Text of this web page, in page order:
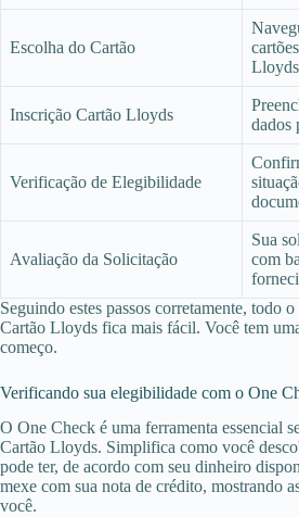
Escolha do Cartão
Inscrição Cartão Lloyds
dados
Verificação de Elegibilidade
Avaliação da Solicitação
Sua
com
Seguindo estes passos corretamente, todo
Cartão Lloyds fica mais fácil. Você tem
começo.
Verificando sua elegibilidade com o One
O One Check é uma ferramenta essencial
Cartão Lloyds. Simplifica como você
pode ter, de acordo com seu dinheiro
mexe com sua nota de crédito, mostrando
você.